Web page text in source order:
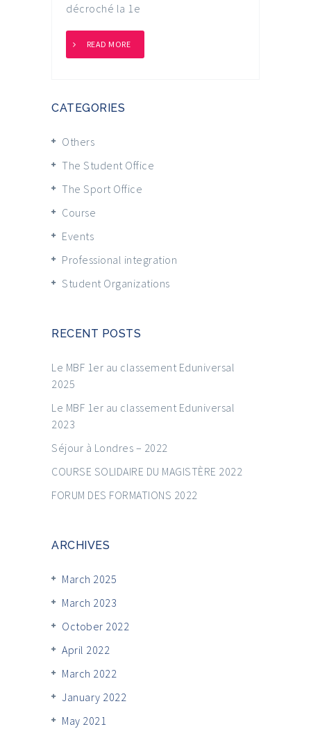
décroché la 1e
READ MORE
CATEGORIES
Others
The Student Office
The Sport Office
Course
Events
Professional integration
Student Organizations
RECENT POSTS
Le MBF 1er au classement Eduniversal
2025
Le MBF 1er au classement Eduniversal
2023
Séjour à Londres – 2022
COURSE SOLIDAIRE DU MAGISTÈRE 2022
FORUM DES FORMATIONS 2022
ARCHIVES
March 2025
March 2023
October 2022
April 2022
March 2022
January 2022
May 2021